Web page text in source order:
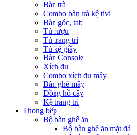
Bàn trà
Combo bàn trà kệ tivi
Bàn góc, tab
Tủ rượu
Tủ trang trí
Tủ kệ giầy
Bàn Console
Xích đu
Combo xích đu mây
Bàn ghế mây
Đồng hồ cây
Kệ trang trí
Phòng bếp
Bộ bàn ghế ăn
Bộ bàn ghế ăn mặt đá